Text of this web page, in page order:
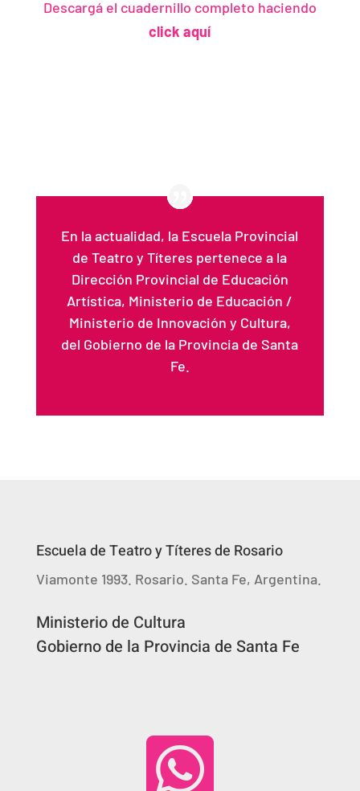
Descargá el cuadernillo completo haciendo
click aquí
En la actualidad, la Escuela Provincial
de Teatro y Títeres pertenece a la
Dirección Provincial de Educación
Artística, Ministerio de Educación /
Ministerio de Innovación y Cultura,
del Gobierno de la Provincia de Santa
Fe.
Escuela de Teatro y Títeres de Rosario
Viamonte 1993. Rosario. Santa Fe, Argentina.
Ministerio de Cultura
Gobierno de la Provincia de Santa Fe
